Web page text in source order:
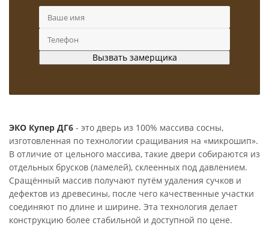
ЭКО Купер ДГ6 - это дверь из 100% массива сосны,
изготовленная по технологии сращивания на «микрошип».
В отличие от цельного массива, такие двери собираются из
отдельных брусков (ламелей), склеенных под давлением.
Сращённый массив получают путём удаления сучков и
дефектов из древесины, после чего качественные участки
соединяют по длине и ширине. Эта технология делает
конструкцию более стабильной и доступной по цене.